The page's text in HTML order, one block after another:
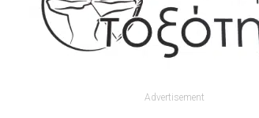
Advertisement